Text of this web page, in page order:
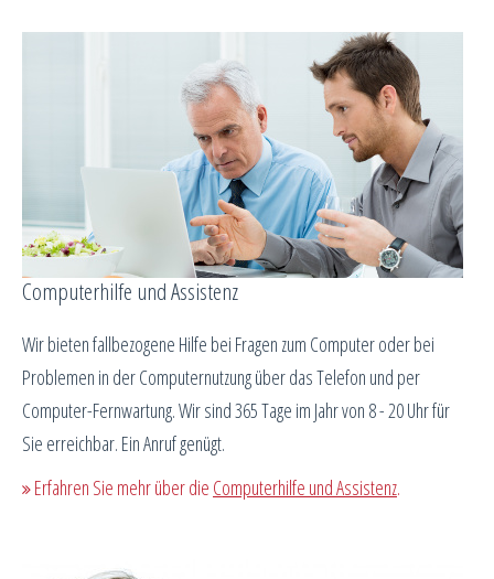
Computerhilfe und Assistenz
Wir bieten fallbezogene Hilfe bei Fragen zum Computer oder bei
Problemen in der Computernutzung über das Telefon und per
Computer-Fernwartung. Wir sind 365 Tage im Jahr von 8 - 20 Uhr für
Sie erreichbar. Ein Anruf genügt.
Erfahren Sie mehr über die Computerhilfe und Assistenz.